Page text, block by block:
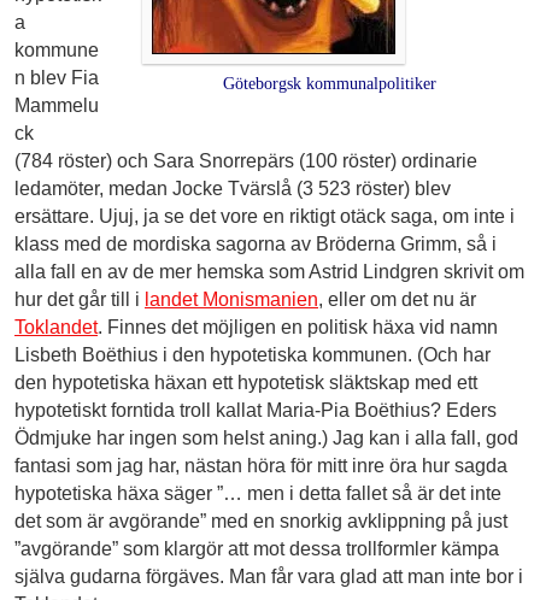
Göteborgsk kommunalpolitiker
a
kommune
n blev Fia
Mammelu
ck
(784 röster) och Sara Snorrepärs (100 röster) ordinarie
ledamöter, medan Jocke Tvärslå (3 523 röster) blev
ersättare. Ujuj, ja se det vore en riktigt otäck saga, om inte i
klass med de mordiska sagorna av Bröderna Grimm, så i
alla fall en av de mer hemska som Astrid Lindgren skrivit om
hur det går till i landet Monismanien, eller om det nu är
Toklandet. Finnes det möjligen en politisk häxa vid namn
Lisbeth Boëthius i den hypotetiska kommunen. (Och har
den hypotetiska häxan ett hypotetisk släktskap med ett
hypotetiskt forntida troll kallat Maria-Pia Boëthius? Eders
Ödmjuke har ingen som helst aning.) Jag kan i alla fall, god
fantasi som jag har, nästan höra för mitt inre öra hur sagda
hypotetiska häxa säger ”… men i detta fallet så är det inte
det som är avgörande” med en snorkig avklippning på just
”avgörande” som klargör att mot dessa trollformler kämpa
själva gudarna förgäves. Man får vara glad att man inte bor i